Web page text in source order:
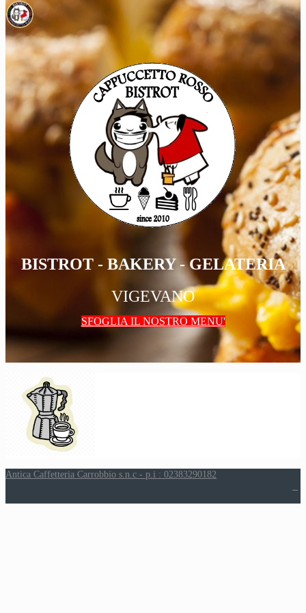
BISTROT - BAKERY - GELATERIA
VIGEVANO
SFOGLIA IL NOSTRO MENU'
Antica Caffetteria Carrobbio s.n.c - p.i : 02383290182